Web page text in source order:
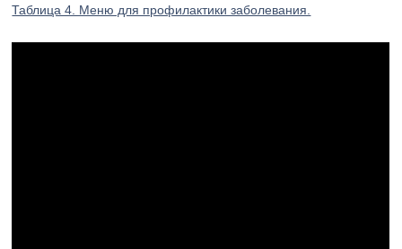
Таблица 4. Меню для профилактики заболевания.